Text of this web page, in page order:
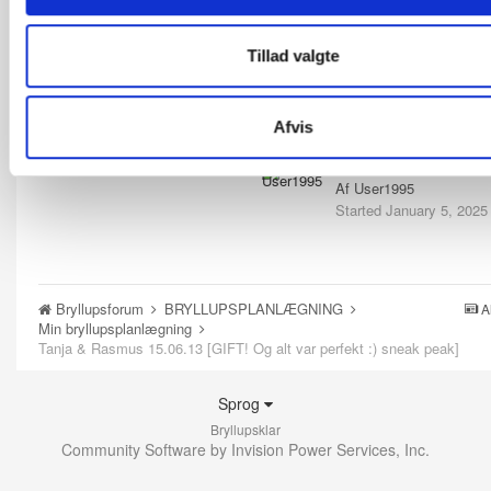
Tillad valgte
Afvis
AfKi Schou
AfKi Schou
Started
Svigtet af veninde
Af User1995
Started January 5, 2025
Bryllupsforum
BRYLLUPSPLANLÆGNING
Min bryllupsplanlægning
Tanja & Rasmus 15.06.13 [GIFT! Og alt var perfekt :) sneak peak]
Sprog
Bryllupsklar
Community Software by Invision Power Services, Inc.